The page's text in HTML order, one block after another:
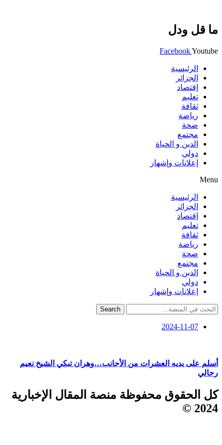
ما قل ودل
FacebookYoutube
الرئيسية
الجزائر
إقتصاد
تعليم
ثقافة
رياضة
صحة
مجتمع
الدين و الحياة
دولي
إعلانات وإشهار
Menu
الرئيسية
الجزائر
إقتصاد
تعليم
ثقافة
رياضة
صحة
مجتمع
الدين و الحياة
دولي
إعلانات وإشهار
Search
2024-11-07
أسلم على يديه العشرات من الأجانب…وهران تبكي الشيخ نعيم
رحالي
كل الحقوق محفوظة منصة المقال الإخبارية
2024 ©